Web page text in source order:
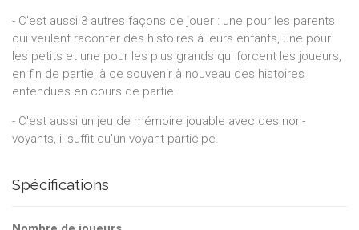
- C'est aussi 3 autres façons de jouer : une pour les parents
qui veulent raconter des histoires à leurs enfants, une pour
les petits et une pour les plus grands qui forcent les joueurs,
en fin de partie, à ce souvenir à nouveau des histoires
entendues en cours de partie.
- C'est aussi un jeu de mémoire jouable avec des non-
voyants, il suffit qu'un voyant participe.
Spécifications